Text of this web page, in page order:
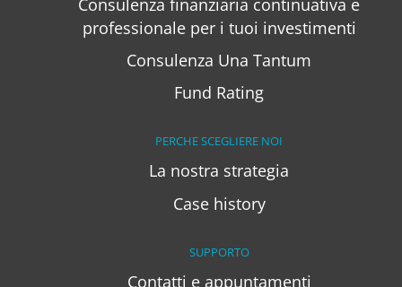
professionale per i tuoi investimenti
Consulenza Una Tantum
Fund Rating
PERCHE SCEGLIERE NOI
La nostra strategia
Case history
SUPPORTO
Contatti e appuntamenti